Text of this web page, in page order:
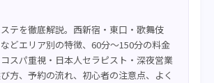
テを徹底解説。西新宿・東口・歌舞伎
どエリア別の特徴、60分〜150分の料金
スパ重視・日本人セラピスト・深夜営業
方、予約の流れ、初心者の注意点、よく